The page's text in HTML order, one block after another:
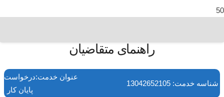
راهنمای متقاضیان
شناسه خدمت: 13042652105
عنوان خدمت:درخواست
پایان کار